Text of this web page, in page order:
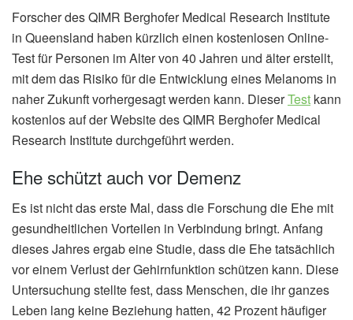
Forscher des QIMR Berghofer Medical Research Institute
in Queensland haben kürzlich einen kostenlosen Online-
Test für Personen im Alter von 40 Jahren und älter erstellt,
mit dem das Risiko für die Entwicklung eines Melanoms in
naher Zukunft vorhergesagt werden kann. DieserTest kann
kostenlos auf der Website des QIMR Berghofer Medical
Research Institute durchgeführt werden.
Ehe schützt auch vor Demenz
Es ist nicht das erste Mal, dass die Forschung die Ehe mit
gesundheitlichen Vorteilen in Verbindung bringt. Anfang
dieses Jahres ergab eine Studie, dass die Ehe tatsächlich
vor einem Verlust der Gehirnfunktion schützen kann. Diese
Untersuchung stellte fest, dass Menschen, die ihr ganzes
Leben lang keine Beziehung hatten, 42 Prozent häufiger